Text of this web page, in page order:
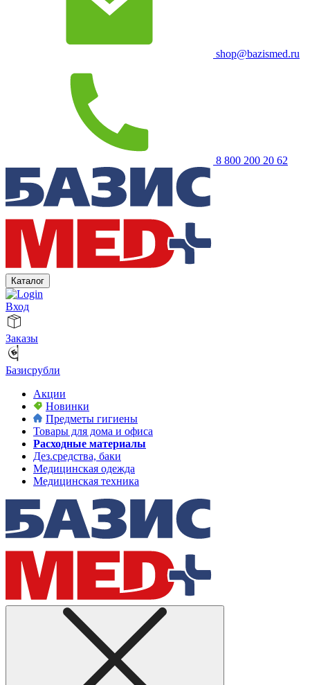
shop@bazismed.ru
8 800 200 20 62
Каталог
Вход
Заказы
Базисрубли
Акции
Новинки
Предметы гигиены
Товары для дома и офиса
Расходные материалы
Дез.средства, баки
Медицинская одежда
Медицинская техника